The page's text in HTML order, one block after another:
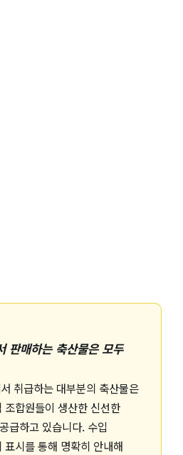
판매하는 축산물은 모두
취급하는 대부분의 축산물은
조합원들이 생산한 신선한
급하고 있습니다. 수입
표시를 통해 명확히 안내해